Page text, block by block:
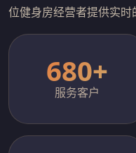
位健身房经营者提供实时
680+
服务客户